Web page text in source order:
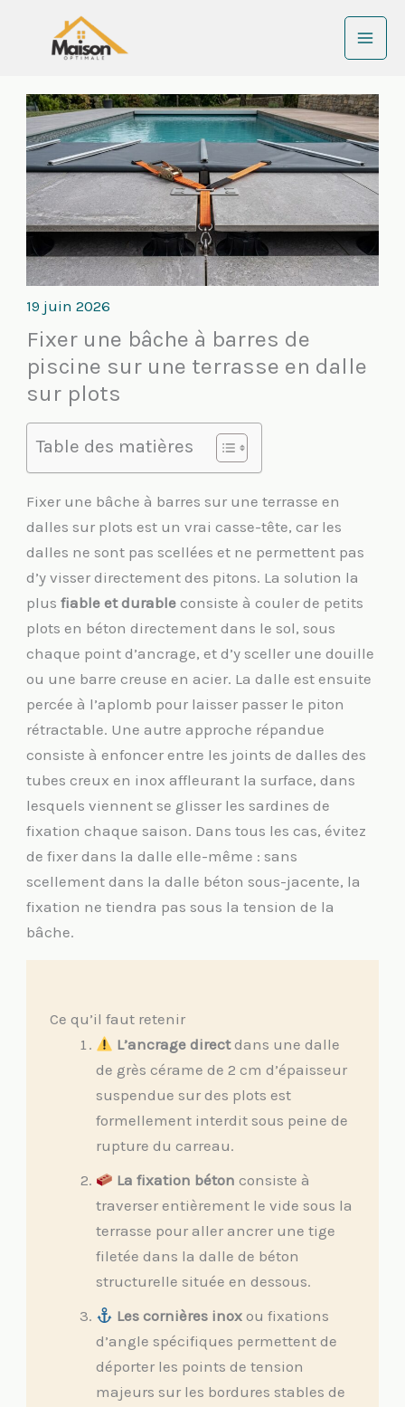
19 juin 2026
Fixer une bâche à barres de
piscine sur une terrasse en dalle
sur plots
Table des matières
Fixer une bâche à barres sur une terrasse en
dalles sur plots est un vrai casse-tête, car les
dalles ne sont pas scellées et ne permettent pas
d’y visser directement des pitons. La solution la
plusfiable et durable consiste à couler de petits
plots en béton directement dans le sol, sous
chaque point d’ancrage, et d’y sceller une douille
ou une barre creuse en acier. La dalle est ensuite
percée à l’aplomb pour laisser passer le piton
rétractable. Une autre approche répandue
consiste à enfoncer entre les joints de dalles des
tubes creux en inox affleurant la surface, dans
lesquels viennent se glisser les sardines de
fixation chaque saison. Dans tous les cas, évitez
de fixer dans la dalle elle-même : sans
scellement dans la dalle béton sous-jacente, la
fixation ne tiendra pas sous la tension de la
bâche.
Ce qu’il faut retenir
L’ancrage directdans une dalle
de grès cérame de 2 cm d’épaisseur
suspendue sur des plots est
formellement interdit sous peine de
rupture du carreau.
La fixation béton consiste à
traverser entièrement le vide sous la
terrasse pour aller ancrer une tige
filetée dans la dalle de béton
structurelle située en dessous.
Les cornières inox ou fixations
d’angle spécifiques permettent de
déporter les points de tension
majeurs sur les bordures stables de